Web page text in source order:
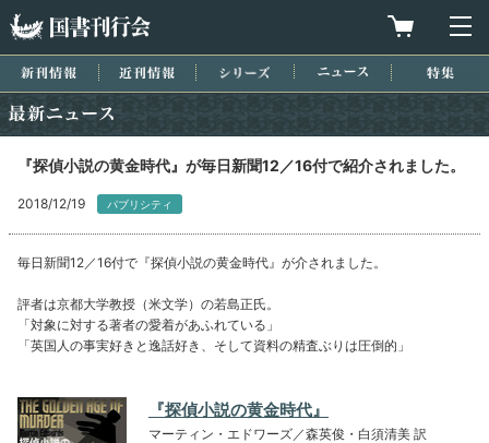
買物カゴを
新刊情報 近刊情報 シリーズ ニュース
『探偵小説の黄金時代』が毎日新聞12／16付で紹介されました。
2018/12/19 パブリシティ
毎日新聞12／16付で『探偵小説の黄金時代』が介されました。
評者は京都大学教授（米文学）の若島正氏。
「対象に対する著者の愛着があふれている」
「英国人の事実好きと逸話好き、そして資料の精査ぶりは圧倒的」
『探偵小説の黄金時代』
マーティン・エドワーズ／森英俊・白須清美 訳